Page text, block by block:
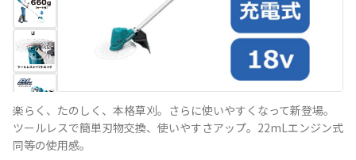
楽らく、たのしく、本格草刈。さらに使いやすくなって新登場。
ツールレスで簡単刃物交換、使いやすさアップ。22mLエンジン式
同等の使用感。